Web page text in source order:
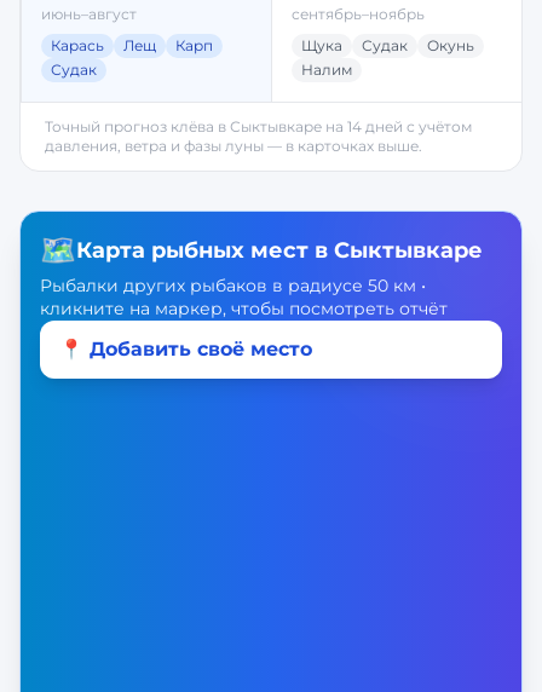
июнь–август
Карась
Лещ
Карп
Судак
сентябрь–ноябрь
Щука
Судак
Окунь
Налим
Точный прогноз клёва в Сыктывкаре на 14 дней с учётом
давления, ветра и фазы луны — в карточках выше.
🗺️Карта рыбных мест в Сыктывкаре
Рыбалки других рыбаков в радиусе 50 км •
кликните на маркер, чтобы посмотреть отчёт
📍 Добавить своё место